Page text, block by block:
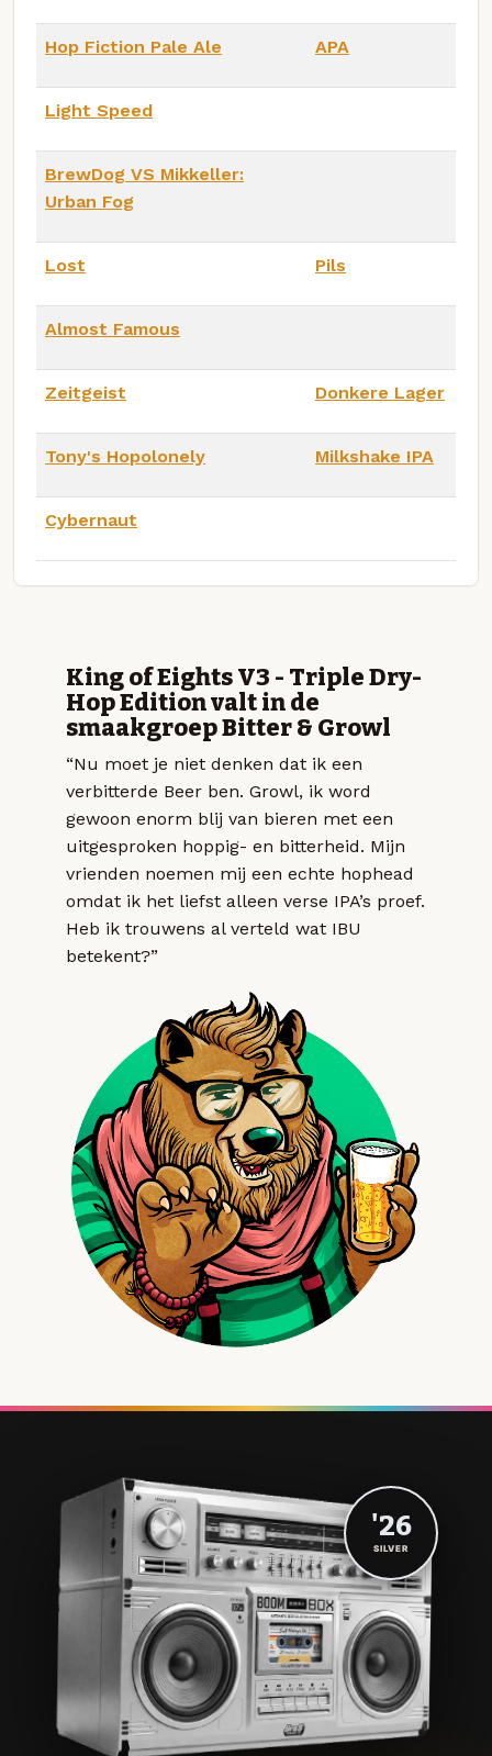
Hop Fiction Pale Ale APA
Light Speed
BrewDog VS Mikkeller:
Urban Fog
Lost Pils
Almost Famous
Zeitgeist Donkere Lager
Tony's Hopolonely Milkshake IPA
Cybernaut
King of Eights V3 - Triple Dry-
Hop Edition valt in de
smaakgroep Bitter & Growl
“Nu moet je niet denken dat ik een
verbitterde Beer ben. Growl, ik word
gewoon enorm blij van bieren met een
uitgesproken hoppig- en bitterheid. Mijn
vrienden noemen mij een echte hophead
omdat ik het liefst alleen verse IPA’s proef.
Heb ik trouwens al verteld wat IBU
betekent?”
'26
SILVER